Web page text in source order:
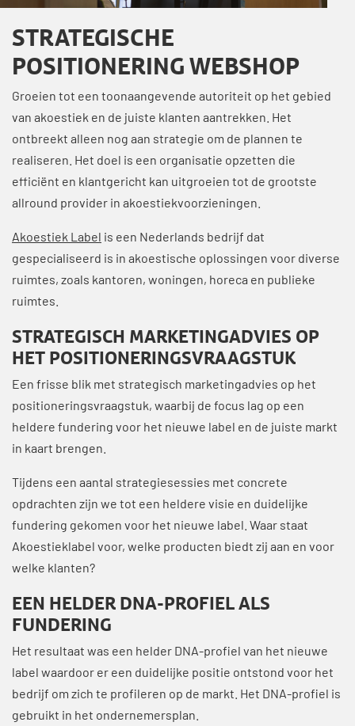
STRATEGISCHE
POSITIONERING WEBSHOP
Groeien tot een toonaangevende autoriteit op het gebied
van akoestiek en de juiste klanten aantrekken. Het
ontbreekt alleen nog aan strategie om de plannen te
realiseren. Het doel is een organisatie opzetten die
efficiënt en klantgericht kan uitgroeien tot de grootste
allround provider in akoestiekvoorzieningen.
Akoestiek Label is een Nederlands bedrijf dat
gespecialiseerd is in akoestische oplossingen voor diverse
ruimtes, zoals kantoren, woningen, horeca en publieke
ruimtes.
STRATEGISCH MARKETINGADVIES OP
HET POSITIONERINGSVRAAGSTUK
Een frisse blik met strategisch marketingadvies op het
positioneringsvraagstuk, waarbij de focus lag op een
heldere fundering voor het nieuwe label en de juiste markt
in kaart brengen.
Tijdens een aantal strategiesessies met concrete
opdrachten zijn we tot een heldere visie en duidelijke
fundering gekomen voor het nieuwe label. Waar staat
Akoestieklabel voor, welke producten biedt zij aan en voor
welke klanten?
EEN HELDER DNA-PROFIEL ALS
FUNDERING
Het resultaat was een helder DNA-profiel van het nieuwe
label waardoor er een duidelijke positie ontstond voor het
bedrijf om zich te profileren op de markt. Het DNA-profiel is
gebruikt in het ondernemersplan.